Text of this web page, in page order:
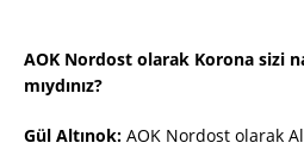
AOK Nordost olarak Korona sizi
mıydınız?
Gül Altınok: AOK Nordost olarak